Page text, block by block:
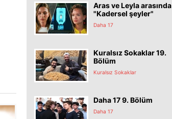
Aras ve Leyla arasında
"Kadersel şeyler"
Daha 17
Kuralsız Sokaklar 19.
Bölüm
Kuralsız Sokaklar
Daha 17 9. Bölüm
Daha 17